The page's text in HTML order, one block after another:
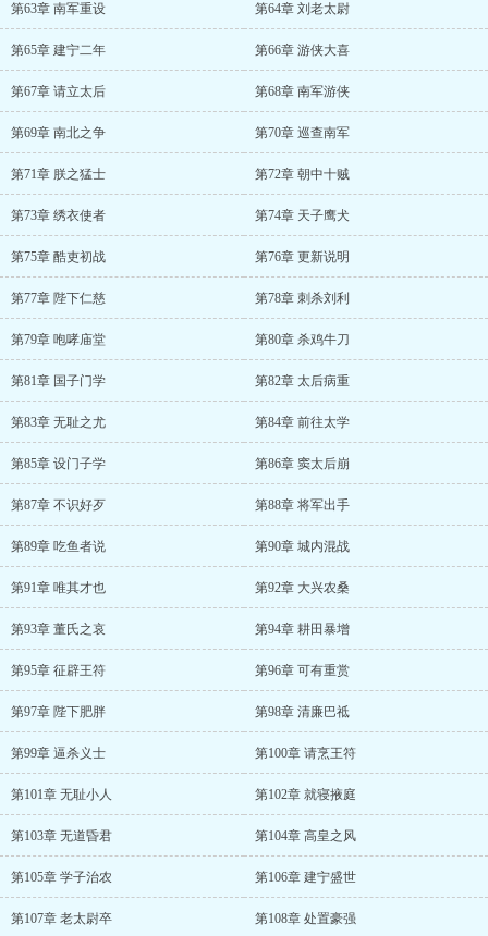
第63章 南军重设 第64章 刘老太尉
第65章 建宁二年 第66章 游侠大喜
第67章 请立太后 第68章 南军游侠
第69章 南北之争 第70章 巡查南军
第71章 朕之猛士 第72章 朝中十贼
第73章 绣衣使者 第74章 天子鹰犬
第75章 酷吏初战 第76章 更新说明
第77章 陛下仁慈 第78章 刺杀刘利
第79章 咆哮庙堂 第80章 杀鸡牛刀
第81章 国子门学 第82章 太后病重
第83章 无耻之尤 第84章 前往太学
第85章 设门子学 第86章 窦太后崩
第87章 不识好歹 第88章 将军出手
第89章 吃鱼者说 第90章 城内混战
第91章 唯其才也 第92章 大兴农桑
第93章 董氏之哀 第94章 耕田暴增
第95章 征辟王符 第96章 可有重赏
第97章 陛下肥胖 第98章 清廉巴祗
第99章 逼杀义士 第100章 请烹王符
第101章 无耻小人 第102章 就寝掖庭
第103章 无道昏君 第104章 高皇之风
第105章 学子治农 第106章 建宁盛世
第107章 老太尉卒 第108章 处置豪强